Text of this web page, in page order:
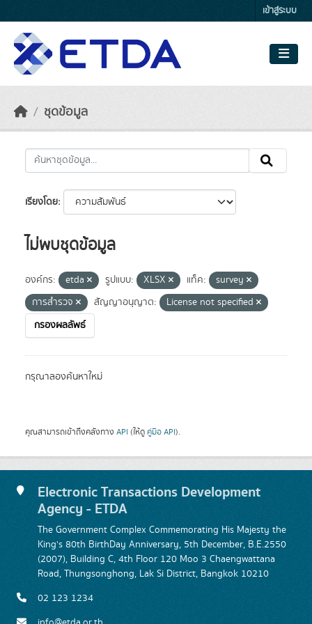
เข้าสู่ระบบ
ชุดข้อมูล
เรียงโดย
ไม่พบชุดข้อมูล
องค์กร: etda รูปแบบ: XLSX แท็ค:
survey
การสำรวจ
สัญญาอนุญาต:
License not specified
กรองผลลัพธ์
กรุณาลองค้นหาใหม่
คุณสามารถเข้าถึงคลังทาง API (ให้ดู คู่มือ API).
Electronic Transactions Development
Agency - ETDA
The Government Complex Commemorating His Majesty the
King's 80th BirthDay Anniversary, 5th December, B.E.2550
(2007), Building C, 4th Floor 120 Moo 3 Chaengwattana
Road, Thungsonghong, Lak Si District, Bangkok 10210
02 123 1234